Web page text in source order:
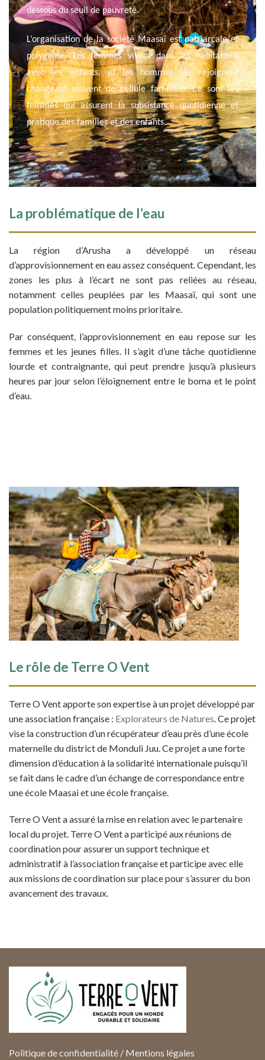
dessous du seuil de pauvreté.
L’organisation de la société Maasaï est patriarcale et
polygame. Les femmes vivent dans les habitations
avec les enfants, et les hommes les rejoignent
changeant souvent de cellule familiale. Ce sont les
femmes qui assurent la subsistance quotidienne et
pratique des familles et des enfants.
La problématique de l’eau
La région d’Arusha a développé un réseau
d’approvisionnement en eau assez conséquent. Cependant, les
zones les plus à l’écart ne sont pas reliées au réseau,
notamment celles peuplées par les Maasaï, qui sont une
population politiquement moins prioritaire.
Par conséquent, l’approvisionnement en eau repose sur les
femmes et les jeunes filles. Il s’agit d’une tâche quotidienne
lourde et contraignante, qui peut prendre jusqu’à plusieurs
heures par jour selon l’éloignement entre le boma et le point
d’eau.
Le rôle de Terre O Vent
Terre O Vent apporte son expertise à un projet développé par
une association française : Explorateurs de Natures . Ce projet
vise la construction d’un récupérateur d’eau près d’une école
maternelle du district de Monduli Juu. Ce projet a une forte
dimension d’éducation à la solidarité internationale puisqu’il
se fait dans le cadre d’un échange de correspondance entre
une école Maasai et une école française.
Terre O Vent a assuré la mise en relation avec le partenaire
local du projet. Terre O Vent a participé aux réunions de
coordination pour assurer un support technique et
administratif à l’association française et participe avec elle
aux missions de coordination sur place pour s’assurer du bon
avancement des travaux.
Politique de confidentialité / Mentions légales